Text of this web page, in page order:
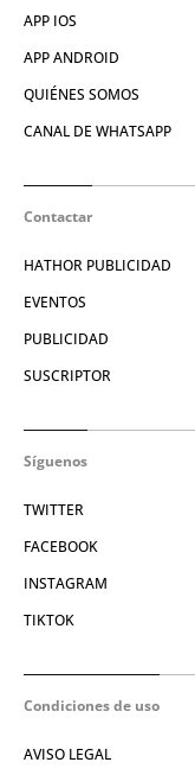
APP IOS
APP ANDROID
QUIÉNES SOMOS
CANAL DE WHATSAPP
Contactar
HATHOR PUBLICIDAD
EVENTOS
PUBLICIDAD
SUSCRIPTOR
Síguenos
TWITTER
FACEBOOK
INSTAGRAM
TIKTOK
Condiciones de uso
AVISO LEGAL